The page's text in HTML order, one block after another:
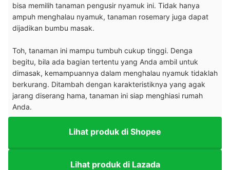
bisa memilih tanaman pengusir nyamuk ini. Tidak hanya
ampuh menghalau nyamuk, tanaman rosemary juga dapat
dijadikan bumbu masak.
Toh, tanaman ini mampu tumbuh cukup tinggi. Denga
begitu, bila ada bagian tertentu yang Anda ambil untuk
dimasak, kemampuannya dalam menghalau nyamuk tidaklah
berkurang. Ditambah dengan karakteristiknya yang agak
jarang diserang hama, tanaman ini siap menghiasi rumah
Anda.
Lihat produk di Shopee
Lihat produk di Lazada